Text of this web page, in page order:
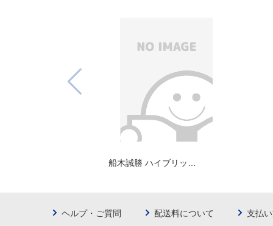
船木誠勝 ハイブリッ…
ヘルプ・ご質問 配送料について 支払